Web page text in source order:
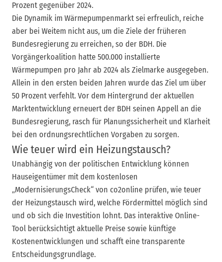
Prozent gegenüber 2024.
Die Dynamik im Wärmepumpenmarkt sei erfreulich, reiche
aber bei Weitem nicht aus, um die Ziele der früheren
Bundesregierung zu erreichen, so der BDH. Die
Vorgängerkoalition hatte 500.000 installierte
Wärmepumpen pro Jahr ab 2024 als Zielmarke ausgegeben.
Allein in den ersten beiden Jahren wurde das Ziel um über
50 Prozent verfehlt. Vor dem Hintergrund der aktuellen
Marktentwicklung erneuert der BDH seinen Appell an die
Bundesregierung, rasch für Planungssicherheit und Klarheit
bei den ordnungsrechtlichen Vorgaben zu sorgen.
Wie teuer wird ein Heizungstausch?
Unabhängig von der politischen Entwicklung können
Hauseigentümer mit dem kostenlosen
„ModernisierungsCheck“ von co2online prüfen, wie teuer
der Heizungstausch wird, welche Fördermittel möglich sind
und ob sich die Investition lohnt. Das interaktive Online-
Tool berücksichtigt aktuelle Preise sowie künftige
Kostenentwicklungen und schafft eine transparente
Entscheidungsgrundlage.